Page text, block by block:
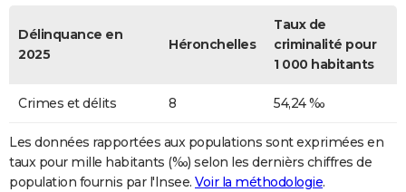
Délinquance en
2025
Héronchelles
Taux de
criminalité pour
1 000 habitants
Crimes et délits 8 54,24 ‰
Les données rapportées aux populations sont exprimées en
taux pour mille habitants (‰) selon les dernièrs chiffres de
population fournis par l'Insee. Voir la méthodologie.